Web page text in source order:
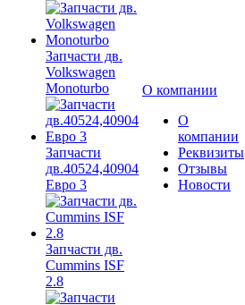
Запчасти дв.
Volkswagen
Monoturbo
Запчасти
дв.40524,40904
Евро 3
Запчасти дв.
Cummins ISF
2.8
О компании
О
компании
Реквизиты
Отзывы
Новости